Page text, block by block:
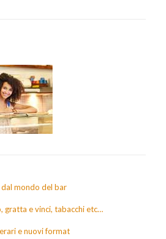
mondo del bar
gratta e vinci, tabacchi etc…
e nuovi format